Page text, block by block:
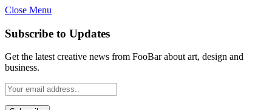
Close Menu
Subscribe to Updates
Get the latest creative news from FooBar about art, design and
business.